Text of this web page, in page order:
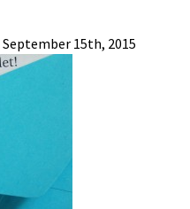
September 15th, 2015